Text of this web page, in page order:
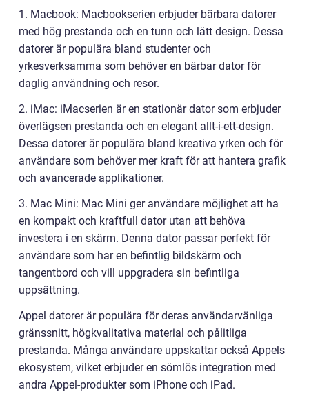
1. Macbook: Macbookserien erbjuder bärbara datorer
med hög prestanda och en tunn och lätt design. Dessa
datorer är populära bland studenter och
yrkesverksamma som behöver en bärbar dator för
daglig användning och resor.
2. iMac: iMacserien är en stationär dator som erbjuder
överlägsen prestanda och en elegant allt-i-ett-design.
Dessa datorer är populära bland kreativa yrken och för
användare som behöver mer kraft för att hantera grafik
och avancerade applikationer.
3. Mac Mini: Mac Mini ger användare möjlighet att ha
en kompakt och kraftfull dator utan att behöva
investera i en skärm. Denna dator passar perfekt för
användare som har en befintlig bildskärm och
tangentbord och vill uppgradera sin befintliga
uppsättning.
Appel datorer är populära för deras användarvänliga
gränssnitt, högkvalitativa material och pålitliga
prestanda. Många användare uppskattar också Appels
ekosystem, vilket erbjuder en sömlös integration med
andra Appel-produkter som iPhone och iPad.